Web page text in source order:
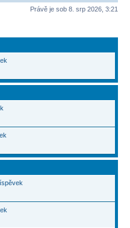
Právě je sob 8. srp 2026, 3:21